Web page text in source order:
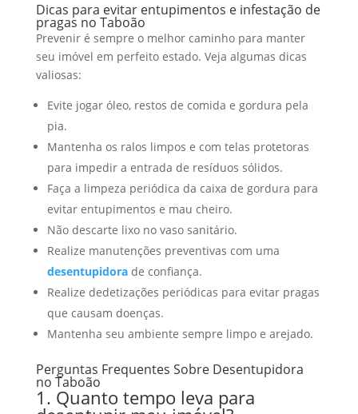
Dicas para evitar entupimentos e infestação de
pragas no Taboão
Prevenir é sempre o melhor caminho para manter
seu imóvel em perfeito estado. Veja algumas dicas
valiosas:
Evite jogar óleo, restos de comida e gordura pela
pia.
Mantenha os ralos limpos e com telas protetoras
para impedir a entrada de resíduos sólidos.
Faça a limpeza periódica da caixa de gordura para
evitar entupimentos e mau cheiro.
Não descarte lixo no vaso sanitário.
Realize manutenções preventivas com uma
desentupidorade confiança.
Realize dedetizações periódicas para evitar pragas
que causam doenças.
Mantenha seu ambiente sempre limpo e arejado.
Perguntas Frequentes Sobre Desentupidora
no Taboão
1. Quanto tempo leva para